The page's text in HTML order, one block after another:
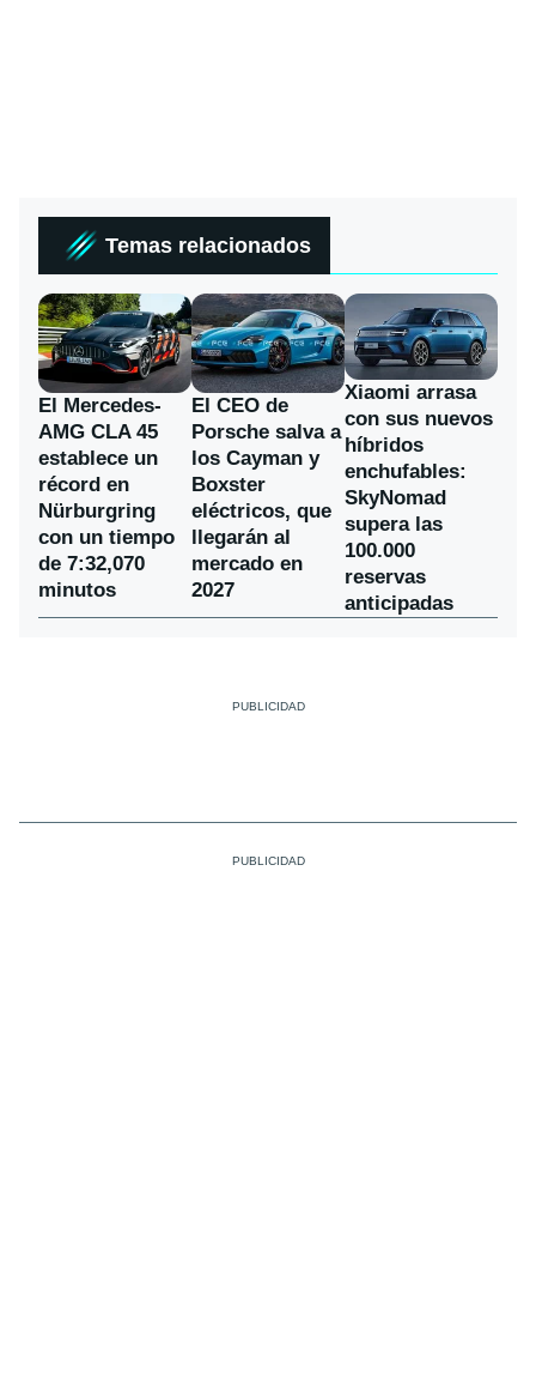
Temas relacionados
El Mercedes-
AMG CLA 45
establece un
récord en
Nürburgring
con un tiempo
de 7:32,070
minutos
El CEO de
Porsche salva a
los Cayman y
Boxster
eléctricos, que
llegarán al
mercado en
2027
Xiaomi arrasa
con sus nuevos
híbridos
enchufables:
SkyNomad
supera las
100.000
reservas
anticipadas